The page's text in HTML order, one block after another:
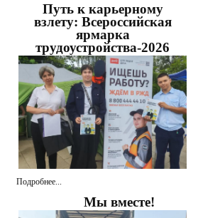
Путь к карьерному
взлету: Всероссийская
ярмарка
трудоустройства-2026
Подробнее...
Мы вместе!